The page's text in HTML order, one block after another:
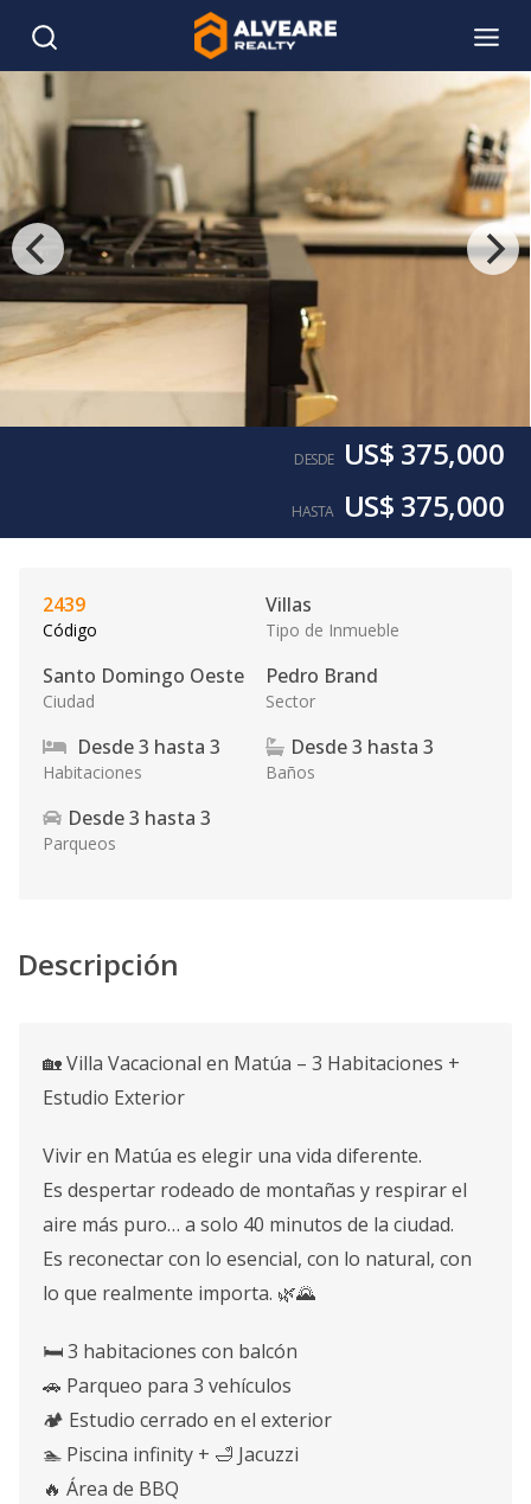
DESDE US$ 375,000
HASTA US$ 375,000
2439
Código
Villas
Tipo de Inmueble
Santo Domingo Oeste
Ciudad
Pedro Brand
Sector
Desde3 hasta 3
Habitaciones
Desde3 hasta 3
Baños
Desde3 hasta 3
Parqueos
Descripción
🏡 Villa Vacacional en Matúa – 3 Habitaciones +
Estudio Exterior
Vivir en Matúa es elegir una vida diferente.
Es despertar rodeado de montañas y respirar el
aire más puro… a solo 40 minutos de la ciudad.
Es reconectar con lo esencial, con lo natural, con
lo que realmente importa. 🌿🌄
🛏 3 habitaciones con balcón
🚗 Parqueo para 3 vehículos
🏕 Estudio cerrado en el exterior
🏊 Piscina infinity + 🛁 Jacuzzi
🔥 Área de BBQ